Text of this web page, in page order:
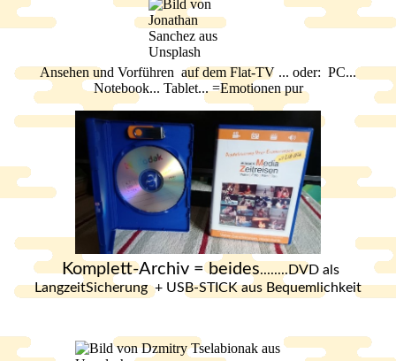
Ansehen und Vorführen auf dem Flat-TV ... oder: PC...
Notebook... Tablet... =Emotionen pur
Komplett-Archiv = beides........DVD als
LangzeitSicherung + USB-STICK aus Bequemlichkeit